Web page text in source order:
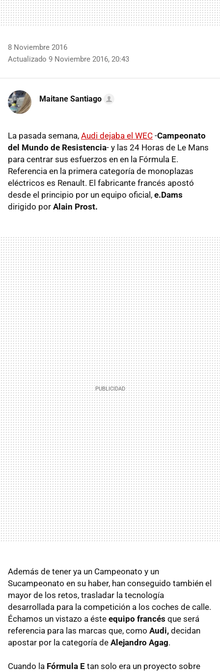
8 Noviembre 2016
Actualizado 9 Noviembre 2016, 20:43
Maitane Santiago
La pasada semana, Audi dejaba el WEC -Campeonato
del Mundo de Resistencia- y las 24 Horas de Le Mans
para centrar sus esfuerzos en en la Fórmula E.
Referencia en la primera categoría de monoplazas
eléctricos es Renault. El fabricante francés apostó
desde el principio por un equipo oficial, e.Dams
dirigido por Alain Prost.
Además de tener ya un Campeonato y un
Sucampeonato en su haber, han conseguido también el
mayor de los retos, trasladar la tecnología
desarrollada para la competición a los coches de calle.
Échamos un vistazo a éste equipo francés que será
referencia para las marcas que, como Audi, decidan
apostar por la categoría de Alejandro Agag.
Cuando la Fórmula E tan solo era un proyecto sobre